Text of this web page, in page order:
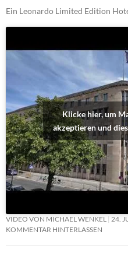
Ein Leonardo Limited Edition
Klicke hier, um
akzeptieren und
VIDEO VON MICHAEL WENKEL 24.
KOMMENTAR HINTERLASSEN